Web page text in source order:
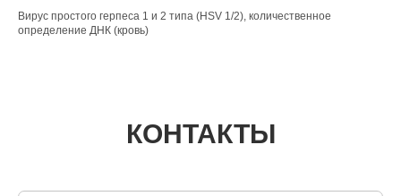
Вирус простого герпеса 1 и 2 типа (HSV 1/2), количественное
определение ДНК (кровь)
КОНТАКТЫ